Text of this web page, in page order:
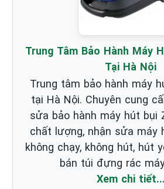
Trung Tâm Bảo Hành Máy
Tại Hà Nội
Trung tâm bảo hành máy
tại Hà Nội. Chuyên cung
sửa bảo hành máy hút bụi
chất lượng, nhận sửa máy
không chạy, không hút, hút
bán túi đựng rác
Xem chi tiết...